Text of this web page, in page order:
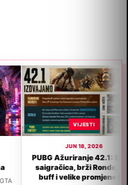
VIJESTI
JUN 18, 2026
PUBG Ažuriranje 42.1: Ella AI
saigračica, brži Rondo, SLR
buff i velike promjene P...